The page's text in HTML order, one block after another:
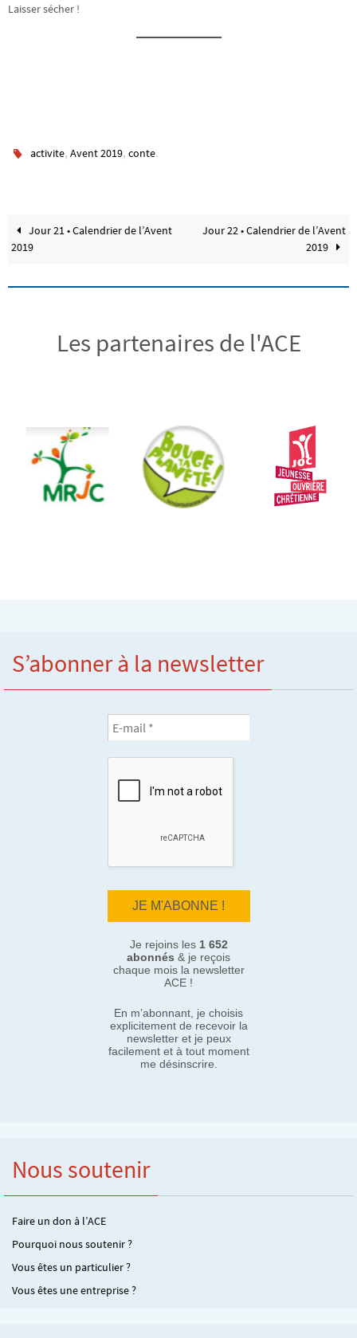
Laisser sécher !
activite,Avent 2019,conte.
Jour 21 • Calendrier de l’Avent
2019
Jour 22 • Calendrier de l’Avent
2019
Les partenaires de l'ACE
S’abonner à la newsletter
Je rejoins les 1 652
abonnés & je reçois
chaque mois la newsletter
ACE !
En m’abonnant, je choisis
explicitement de recevoir la
newsletter et je peux
facilement et à tout moment
me désinscrire.
Nous soutenir
Faire un don à l’ACE
Pourquoi nous soutenir ?
Vous êtes un particulier ?
Vous êtes une entreprise ?